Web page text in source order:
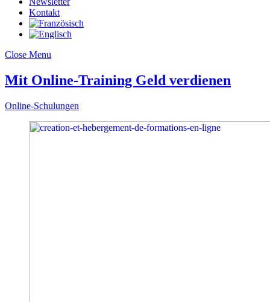
Kontakt
Close Menu
Mit Online-Training Geld verdienen
Online-Schulungen